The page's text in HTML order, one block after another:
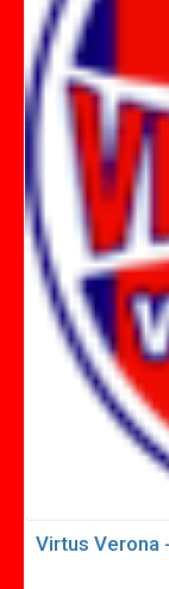
Virtus Verona